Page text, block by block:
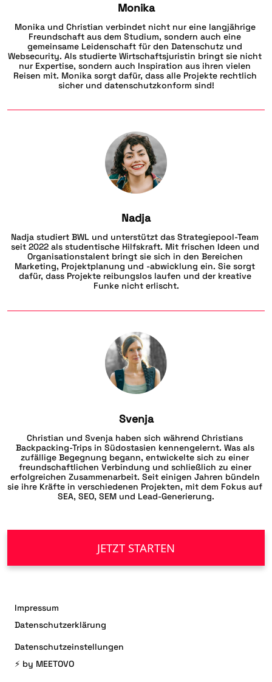
Monika
Monika und Christian verbindet nicht nur eine langjährige
Freundschaft aus dem Studium, sondern auch eine
gemeinsame Leidenschaft für den Datenschutz und
Websecurity. Als studierte Wirtschaftsjuristin bringt sie nicht
nur Expertise, sondern auch Inspiration aus ihren vielen
Reisen mit. Monika sorgt dafür, dass alle Projekte rechtlich
sicher und datenschutzkonform sind!
Nadja
Nadja studiert BWL und unterstützt das Strategiepool-Team
seit 2022 als studentische Hilfskraft. Mit frischen Ideen und
Organisationstalent bringt sie sich in den Bereichen
Marketing, Projektplanung und -abwicklung ein. Sie sorgt
dafür, dass Projekte reibungslos laufen und der kreative
Funke nicht erlischt.
Svenja
Christian und Svenja haben sich während Christians
Backpacking-Trips in Südostasien kennengelernt. Was als
zufällige Begegnung begann, entwickelte sich zu einer
freundschaftlichen Verbindung und schließlich zu einer
erfolgreichen Zusammenarbeit. Seit einigen Jahren bündeln
sie ihre Kräfte in verschiedenen Projekten, mit dem Fokus auf
SEA, SEO, SEM und Lead-Generierung.
JETZT STARTEN
Impressum
Datenschutzerklärung
Datenschutzeinstellungen
⚡️ by MEETOVO